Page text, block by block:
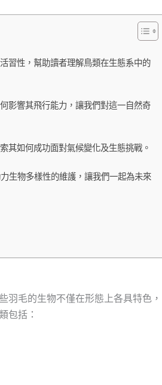
習性，幫助讀者理解鳥類在生態系中的
影響其飛行能力，讓我們對這一自然奇
其如何成功面對氣候變化及生態挑戰。
生物多樣性的維護，讓我們一起為未來
羽毛的生物不僅在形態上各具特色，
包括：